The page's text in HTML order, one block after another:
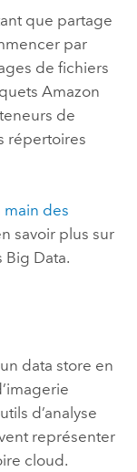
que partage
par
de fichiers
Amazon
de
répertoires
main des
savoir plus sur
Big Data.
data store en
d’analyse
représenter
cloud.